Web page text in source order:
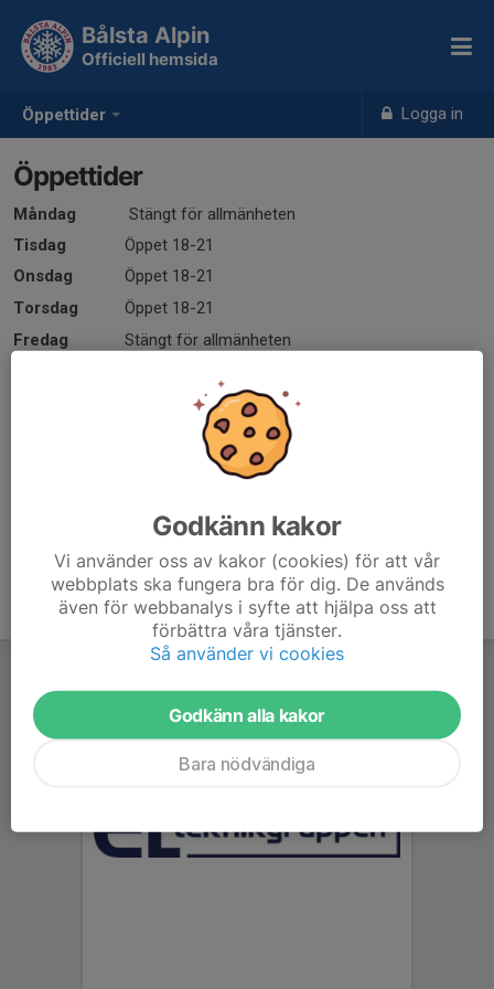
Öppettider Logga in
Bålsta Alpin
Officiell hemsida
Öppettider
Måndag
Stängt för allmänheten
Tisdag
Öppet 18-21
Onsdag
Öppet 18-21
Torsdag
Öppet 18-21
Fredag
Stängt för allmänheten
Öppet 10-15
Godkänn kakor
Vi använder oss av kakor (cookies) för att vår
webbplats ska fungera bra för dig. De används
även för webbanalys i syfte att hjälpa oss att
förbättra våra tjänster.
Så använder vi cookies
Godkänn alla kakor
Bara nödvändiga